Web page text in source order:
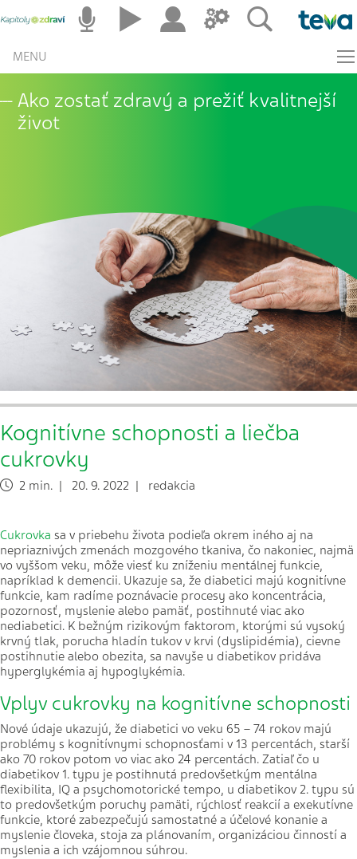
MENU
Ako zostať zdravý a prežiť kvalitnejší
život
Kognitívne schopnosti a liečba
cukrovky
2 min. | 20. 9. 2022 | redakcia
Cukrovka sa v priebehu života podieľa okrem iného aj na
nepriaznivých zmenách mozgového tkaniva, čo nakoniec, najmä
vo vyššom veku, môže viesť ku zníženiu mentálnej funkcie,
napríklad k demencii. Ukazuje sa, že diabetici majú kognitívne
funkcie, kam radíme poznávacie procesy ako koncentrácia,
pozornosť, myslenie alebo pamäť, postihnuté viac ako
nediabetici. K bežným rizikovým faktorom, ktorými sú vysoký
krvný tlak, porucha hladín tukov v krvi (dyslipidémia), cievne
postihnutie alebo obezita, sa navyše u diabetikov pridáva
hyperglykémia aj hypoglykémia.
Vplyv cukrovky na kognitívne schopnosti
Nové údaje ukazujú, že diabetici vo veku 65 – 74 rokov majú
problémy s kognitívnymi schopnosťami v 13 percentách, starší
ako 70 rokov potom vo viac ako 24 percentách. Zatiaľ čo u
diabetikov 1. typu je postihnutá predovšetkým mentálna
flexibilita, IQ a psychomotorické tempo, u diabetikov 2. typu sú
to predovšetkým poruchy pamäti, rýchlosť reakcií a exekutívne
funkcie, ktoré zabezpečujú samostatné a účelové konanie a
myslenie človeka, stoja za plánovaním, organizáciou činností a
myslenia a ich vzájomnou súhrou.